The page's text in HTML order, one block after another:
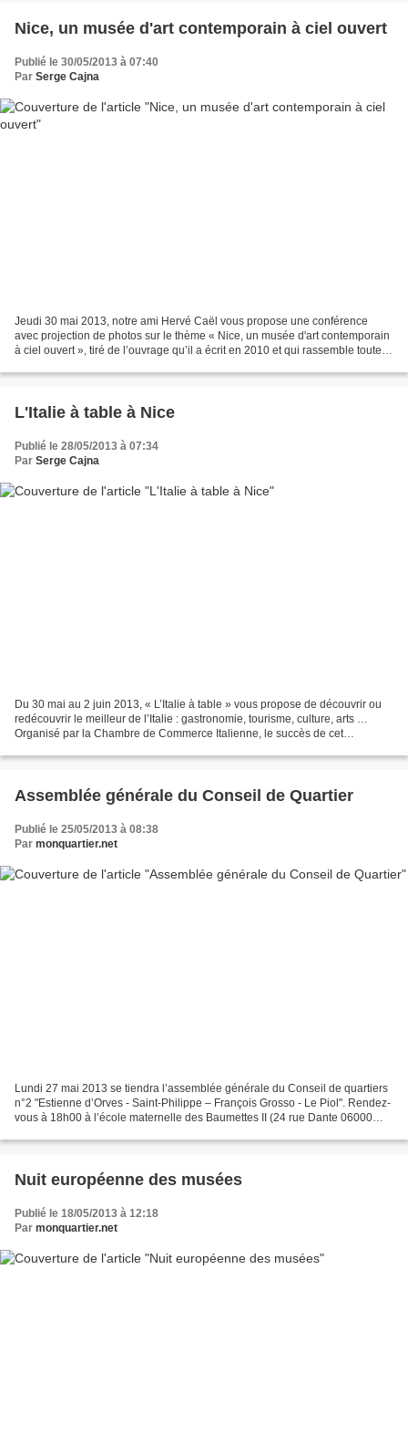
Nice, un musée d'art contemporain à ciel ouvert
Publié le 30/05/2013 à 07:40
Par Serge Cajna
Jeudi 30 mai 2013, notre ami Hervé Caël vous propose une conférence
avec projection de photos sur le thème « Nice, un musée d'art contemporain
à ciel ouvert », tiré de l’ouvrage qu’il a écrit en 2010 et qui rassemble toutes
L'Italie à table à Nice
Publié le 28/05/2013 à 07:34
Par Serge Cajna
Du 30 mai au 2 juin 2013, « L’Italie à table » vous propose de découvrir ou
redécouvrir le meilleur de l’Italie : gastronomie, tourisme, culture, arts …
Organisé par la Chambre de Commerce Italienne, le succès de cet
Assemblée générale du Conseil de Quartier
Publié le 25/05/2013 à 08:38
Par monquartier.net
Lundi 27 mai 2013 se tiendra l’assemblée générale du Conseil de quartiers
n°2 "Estienne d’Orves - Saint-Philippe – François Grosso - Le Piol". Rendez-
vous à 18h00 à l’école maternelle des Baumettes II (24 rue Dante 06000
Nuit européenne des musées
Publié le 18/05/2013 à 12:18
Par monquartier.net